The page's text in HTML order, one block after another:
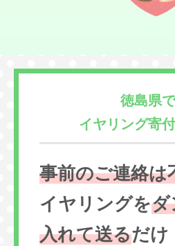
徳島県
イヤリング寄
事前のご連絡は
イヤリングをダ
入れて送るだけ